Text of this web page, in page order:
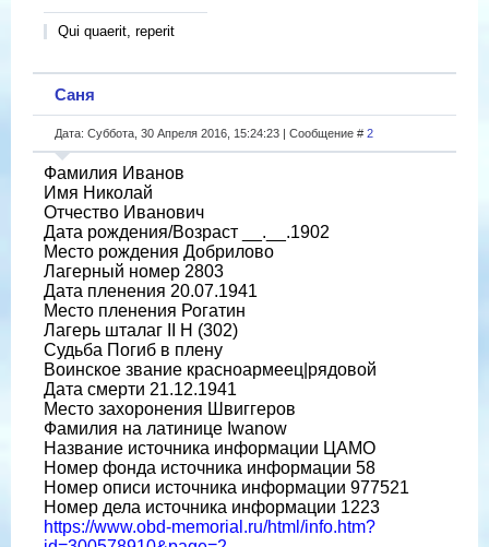
Qui quaerit, reperit
Саня
Дата: Суббота, 30 Апреля 2016, 15:24:23 | Сообщение # 2
Фамилия Иванов
Имя Николай
Отчество Иванович
Дата рождения/Возраст __.__.1902
Место рождения Добрилово
Лагерный номер 2803
Дата пленения 20.07.1941
Место пленения Рогатин
Лагерь шталаг II H (302)
Судьба Погиб в плену
Воинское звание красноармеец|рядовой
Дата смерти 21.12.1941
Место захоронения Швиггеров
Фамилия на латинице Iwanow
Название источника информации ЦАМО
Номер фонда источника информации 58
Номер описи источника информации 977521
Номер дела источника информации 1223
https://www.obd-memorial.ru/html/info.htm?